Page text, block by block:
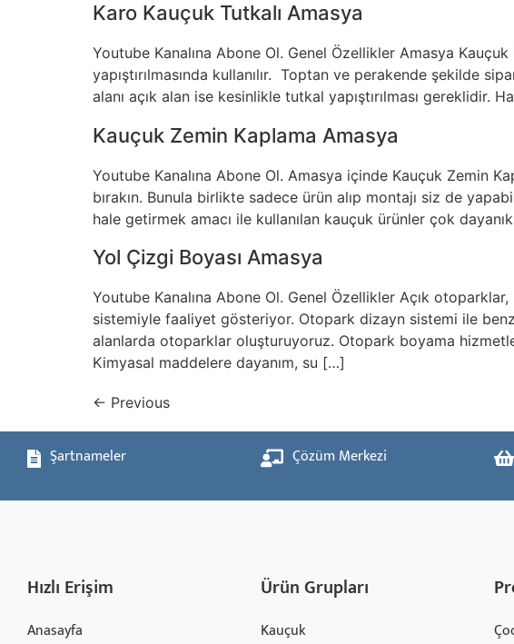
Karo Kauçuk Tutkalı Amasya
Youtube Kanalına Abone Ol. Genel Özellikler Amasya
yapıştırılmasında kullanılır. Toptan ve perakende şekilde
alanı açık alan ise kesinlikle tutkal yapıştırılması
Kauçuk Zemin Kaplama Amasya
Youtube Kanalına Abone Ol. Amasya içinde Kauçuk Zemin
bırakın. Bunula birlikte sadece ürün alıp montajı siz de
hale getirmek amacı ile kullanılan kauçuk ürünler çok
Yol Çizgi Boyası Amasya
Youtube Kanalına Abone Ol. Genel Özellikler Açık
sistemiyle faaliyet gösteriyor. Otopark dizayn sistemi ile
alanlarda otoparklar oluşturuyoruz. Otopark boyama
Kimyasal maddelere dayanım, su […]
← Previous
Şartnameler Çözüm Merkezi
Hızlı Erişim
Anasayfa
Ürün Grupları
Kauçuk